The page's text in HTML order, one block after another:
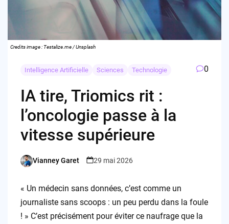
Credits image : Testalize.me / Unsplash
Intelligence Artificielle Sciences Technologie 0
IA tire, Triomics rit :
l’oncologie passe à la
vitesse supérieure
Posted
Vianney Garet 29 mai 2026
« Un médecin sans données, c’est comme un
journaliste sans scoops : un peu perdu dans la foule
! » C’est précisément pour éviter ce naufrage que la